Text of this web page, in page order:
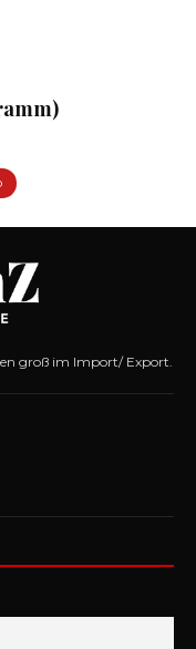
groß im Import/ Export.